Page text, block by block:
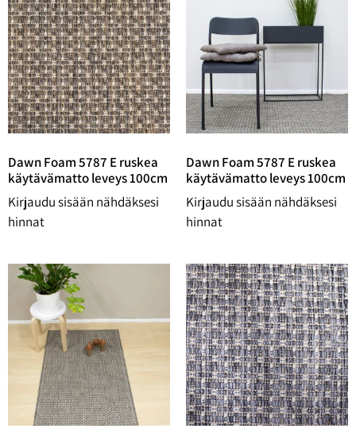
Dawn Foam 5787 E ruskea
käytävämatto leveys 100cm
Kirjaudu sisään nähdäksesi
hinnat
Dawn Foam 5787 E ruskea
käytävämatto leveys 100cm
Kirjaudu sisään nähdäksesi
hinnat